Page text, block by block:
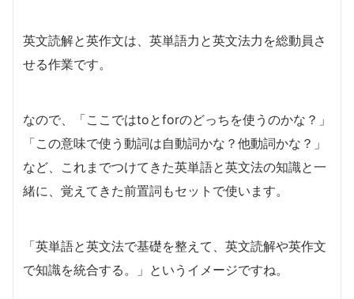
英文読解と英作文は、英単語力と英文法力を総動員さ
せる作業です。
なので、「ここではtoとforのどっちを使うのかな？」
「この意味で使う動詞は自動詞かな？他動詞かな？」
など、これまでつけてきた英単語と英文法の知識と一
緒に、覚えてきた前置詞もセットで使います。
「英単語と英文法で基礎を整えて、英文読解や英作文
で知識を統合する。」というイメージですね。